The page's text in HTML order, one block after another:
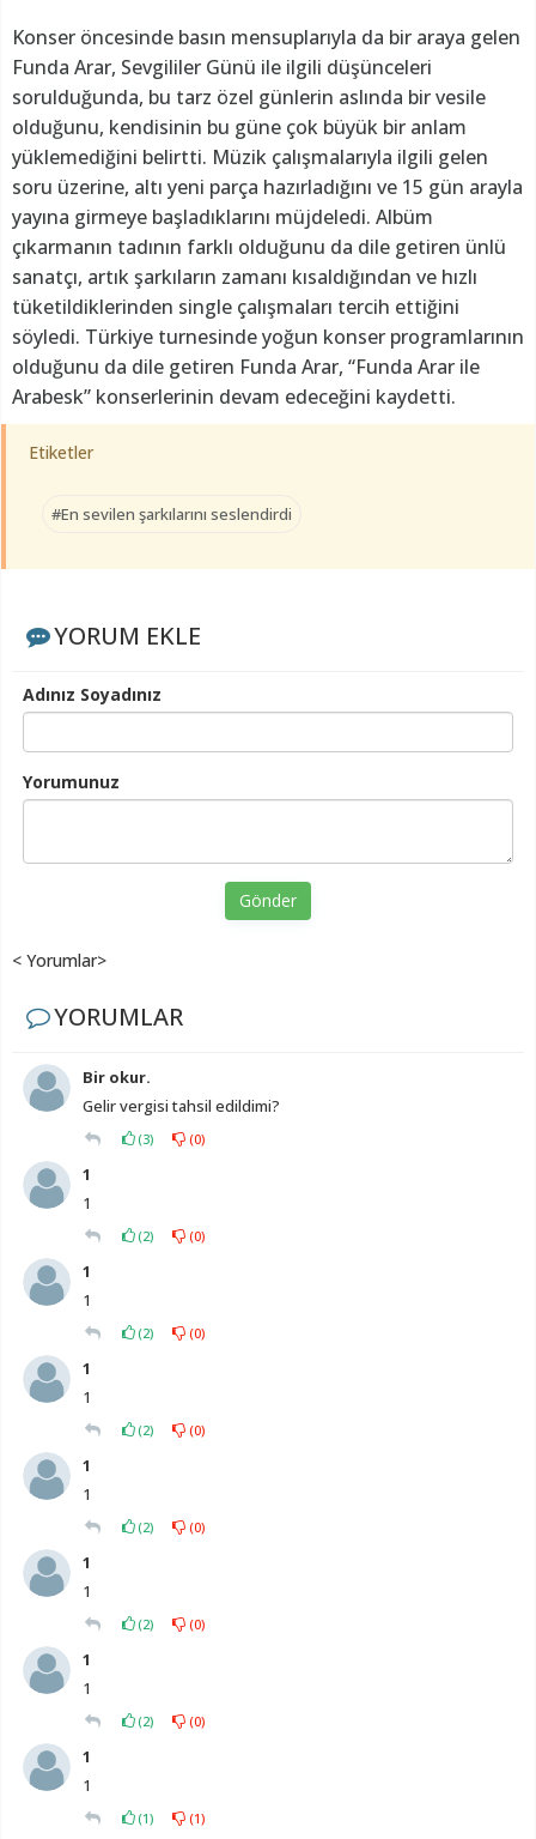
Konser öncesinde basın mensuplarıyla da bir araya gelen
Funda Arar, Sevgililer Günü ile ilgili düşünceleri
sorulduğunda, bu tarz özel günlerin aslında bir vesile
olduğunu, kendisinin bu güne çok büyük bir anlam
yüklemediğini belirtti. Müzik çalışmalarıyla ilgili gelen
soru üzerine, altı yeni parça hazırladığını ve 15 gün arayla
yayına girmeye başladıklarını müjdeledi. Albüm
çıkarmanın tadının farklı olduğunu da dile getiren ünlü
sanatçı, artık şarkıların zamanı kısaldığından ve hızlı
tüketildiklerinden single çalışmaları tercih ettiğini
söyledi. Türkiye turnesinde yoğun konser programlarının
olduğunu da dile getiren Funda Arar, “Funda Arar ile
Arabesk” konserlerinin devam edeceğini kaydetti.
Etiketler
#En sevilen şarkılarını seslendirdi
YORUM EKLE
Adınız Soyadınız
Yorumunuz
Gönder
< Yorumlar>
YORUMLAR
Bir okur.
Gelir vergisi tahsil edildimi?
(3) (0)
1
1
(2) (0)
1
1
(2) (0)
1
1
(2) (0)
1
1
(2) (0)
1
1
(2) (0)
1
1
(2) (0)
1
1
(1) (1)